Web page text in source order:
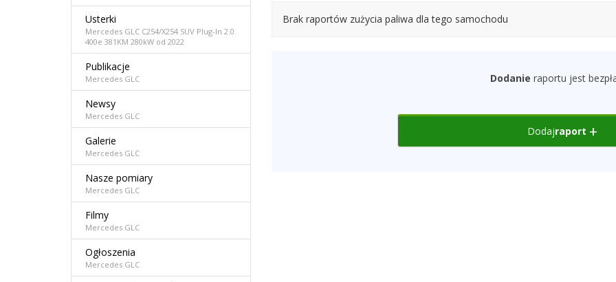
Brak raportów zużycia paliwa dla tego samochodu
Dodanie raportu jest
Dodajraport
Usterki
Mercedes GLC C254/X254 SUV Plug-In 2.0
400e 381KM 280kW od 2022
Publikacje
Mercedes GLC
Newsy
Mercedes GLC
Galerie
Mercedes GLC
Nasze pomiary
Mercedes GLC
Filmy
Mercedes GLC
Ogłoszenia
Mercedes GLC